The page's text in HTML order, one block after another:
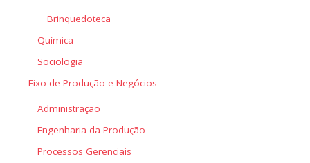
Brinquedoteca
Química
Sociologia
Eixo de Produção e Negócios
Administração
Engenharia da Produção
Processos Gerenciais